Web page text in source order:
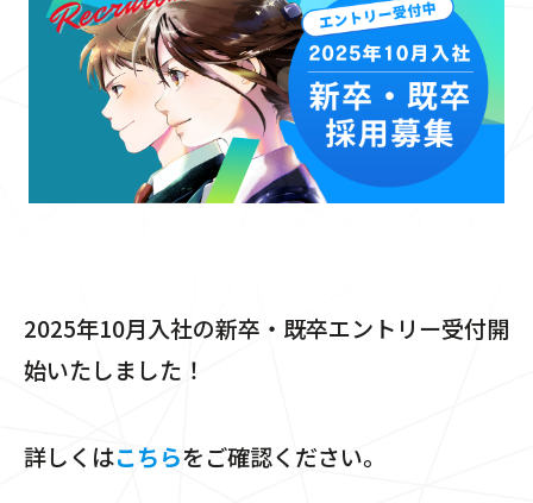
2025年10月入社の新卒・既卒エントリー受付開
始いたしました！
詳しくはこちらをご確認ください。